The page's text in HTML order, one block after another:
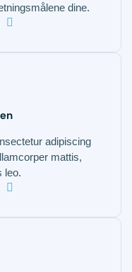
dine.
adipiscing
mattis,
leo.